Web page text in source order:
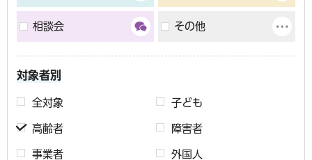
相談会 その他
対象者別
全対象 子ども
高齢者 障害者
事業者 外国人